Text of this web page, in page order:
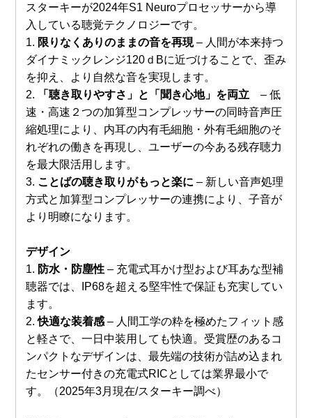
スターキーが2024年S1 Neuroプロセッサーから導
入している聴覚テクノロジーです。
1. 限りなくありのままの音を再現– 人間が本来持つ
ダイナミックレンジ120ｄBに近づけることで、歪み
を抑え、より自然な音を実現します。
2.
「聴き取りやすさ」と「聞き心地」を両立 – 低
速・高速２つの加算型コンプレッサーの同時音声圧
縮処理により、内耳の内有毛細胞・外有毛細胞のそ
れぞれの働きを再現し、ユーザーの今ある残存聴力
を最大限活用します。
3. ことばの聴き取りがもっと楽に – 新しい音声処理
方式と加算型コンプレッサーの連携により、子音が
より明瞭になります。
デザイン
1. 防水・防塵性 – 充電式耳かけ型および耳あな型補
聴器では、IP68を超える堅牢性で保証も充実してい
ます。
2.快適な装着感– 人間工学の粋を極めたフィット感
と軽さで、一日中装用しても快適。受賞歴のあるコ
ンパクトなデザインは、最先端の技術が詰め込まれ
たセンサー付きの充電式RICとしては業界最小で
す。（2025年3月現在/スターキー調べ）